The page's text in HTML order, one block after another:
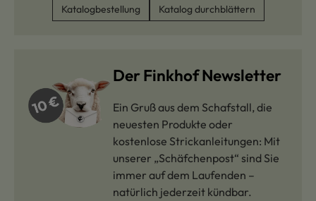
Katalogbestellung Katalog durchblättern
Der Finkhof Newsletter
Ein Gruß aus dem Schafstall, die
neuesten Produkte oder
kostenlose Strickanleitungen: Mit
unserer „Schäfchenpost“ sind Sie
immer auf dem Laufenden –
natürlich jederzeit kündbar.